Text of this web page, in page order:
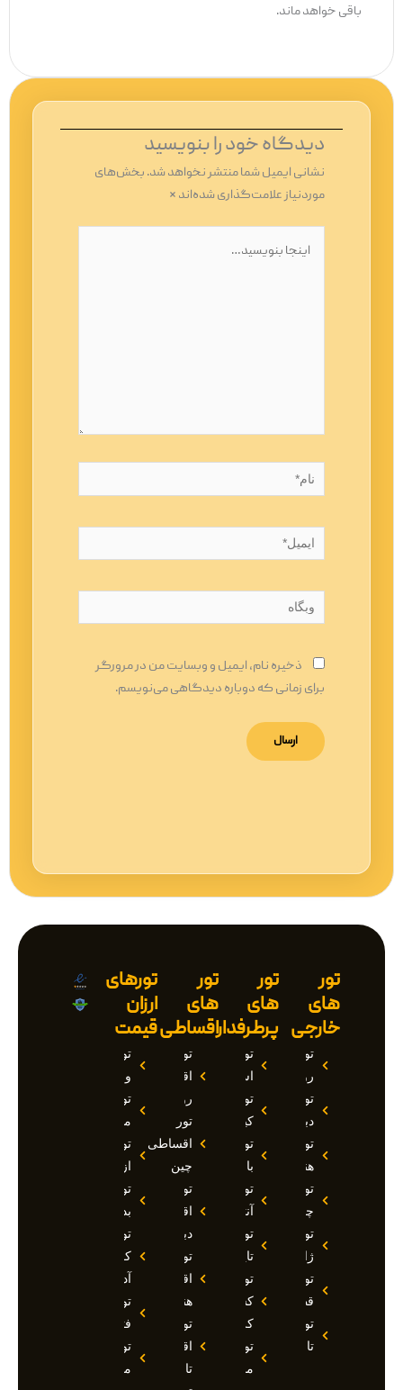
باقی خواهد ماند.
دیدگاه‌ خود را بنویسید
نشانی ایمیل شما منتشر نخواهد شد.بخش‌های
موردنیاز علامت‌گذاری شده‌اند*
بنویسید…
ایمیل*
وبگاه
ذخیره نام، ایمیل و وبسایت من در مرورگر
برای زمانی که دوباره دیدگاهی می‌نویسم.
تور
های
خارجی
تور
روسیه
تور
دبی
تور
هند
تور
چین
تور
ژاپن
تور
قطر
تور
تاجیکستان
تور
های
پرطرفدار
تور
استانبول
تور
کیش
تور
بالی
تور
آنتالیا
تور
تایلند
تور
کشتی
کروز
تور
مالدیو
تور
های
اقساطی
تور
اقساطی
روسیه
تور
اقساطی
چین
تور
اقساطی
دبی
تور
اقساطی
هند
تور
اقساطی
تاجیکستان
تورهای
ارزان
قیمت
تور
وان
تور
مارماریس
تور
ازمیر
تور
بدروم
تور
کوش
آداسی
تور
فتحیه
تور
مالزی